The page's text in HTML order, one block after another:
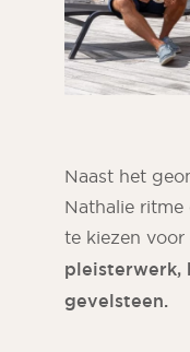
Naast het
Nathalie
te kiezen voor
pleisterwerk,
gevelsteen.